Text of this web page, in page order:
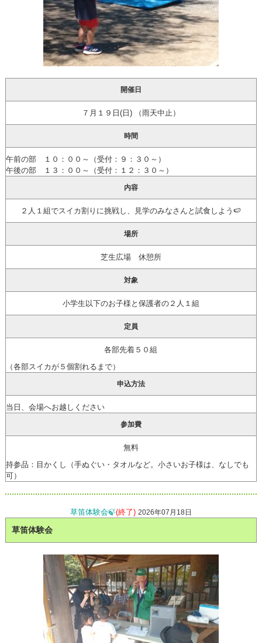
開催日
７月１９日(日) （雨天中止）
時間
午前の部 １０：００～（受付：９：３０～）
午後の部 １３：００～（受付：１２：３０～）
内容
２人１組でスイカ割りに挑戦し、見学のみなさんと試食しよう🍉
場所
芝生広場 休憩所
対象
小学生以下のお子様と保護者の２人１組
定員
各部先着５０組
（各部スイカが５個割れるまで）
申込方法
当日、会場へお越しください
参加費
無料
持参品：目かくし（手ぬぐい・タオルなど。小さいお子様は、なしでも
可）
草笛体験会🍃(終了) 2026年07月18日
草笛体験会